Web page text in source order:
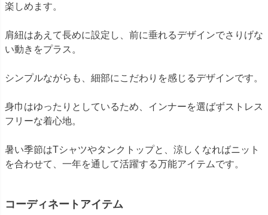
楽しめます。
肩紐はあえて長めに設定し、前に垂れるデザインでさりげな
い動きをプラス。
シンプルながらも、細部にこだわりを感じるデザインです。
身巾はゆったりとしているため、インナーを選ばずストレス
フリーな着心地。
暑い季節はTシャツやタンクトップと、涼しくなればニット
を合わせて、一年を通して活躍する万能アイテムです。
コーディネートアイテム